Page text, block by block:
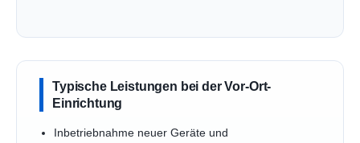
Typische Leistungen bei der Vor-Ort-
Einrichtung
Inbetriebnahme neuer Geräte und